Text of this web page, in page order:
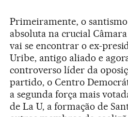
Primeiramente, o
absoluta na crucial
vai se encontrar o ex-
Uribe, antigo aliado e
controverso líder da
partido, o Centro
a segunda força mais
de La U, a formação de